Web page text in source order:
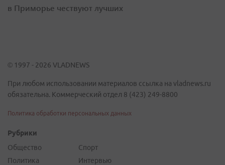
в Приморье чествуют лучших
© 1997 - 2026 VLADNEWS
При любом использовании материалов ссылка на vladnews.ru
обязательна. Коммерческий отдел 8 (423) 249-8800
Политика обработки персональных данных
Рубрики
Общество
Политика
Спорт
Интервью